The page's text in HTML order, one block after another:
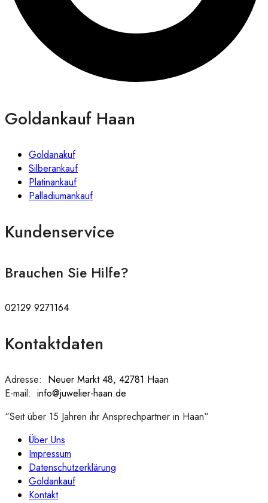
Goldankauf Haan
Goldanakuf
Silberankauf
Platinankauf
Palladiumankauf
Kundenservice
Brauchen Sie Hilfe?
02129 9271164
Kontaktdaten
Adresse: Neuer Markt 48, 42781 Haan
E-mail: info@juwelier-haan.de
“Seit über 15 Jahren ihr Ansprechpartner in Haan“
Über Uns
Impressum
Datenschutzerklärung
Goldankauf
Kontakt